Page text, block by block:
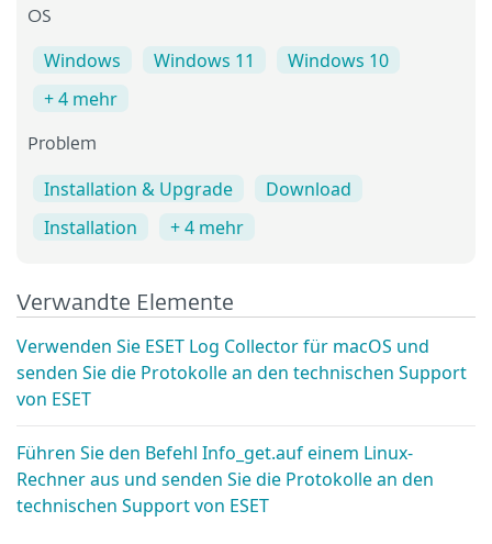
OS
Windows Windows 11
Windows 10
+ 4 mehr
Problem
Installation & Upgrade
Download
Installation
+ 4 mehr
Verwandte Elemente
Verwenden Sie ESET Log Collector für macOS und
senden Sie die Protokolle an den technischen Support
von ESET
Führen Sie den Befehl Info_get.auf einem Linux-
Rechner aus und senden Sie die Protokolle an den
technischen Support von ESET